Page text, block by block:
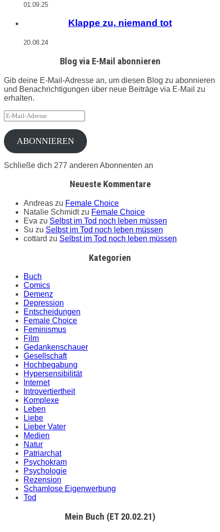
01.09.25
Klappe zu, niemand tot
20.08.24
Blog via E-Mail abonnieren
Gib deine E-Mail-Adresse an, um diesen Blog zu abonnieren
und Benachrichtigungen über neue Beiträge via E-Mail zu
erhalten.
E-
Mail-
Adresse
ABONNIEREN
Schließe dich 277 anderen Abonnenten an
Neueste Kommentare
Andreas zu Female Choice
Natalie Schmidtzu Female Choice
Eva zu Selbst im Tod noch leben müssen
Su zu Selbst im Tod noch leben müssen
cottard zu Selbst im Tod noch leben müssen
Kategorien
Buch
Comics
Demenz
Depression
Entscheidungen
Female Choice
Feminismus
Film
Gedankenschauer
Gesellschaft
Hochbegabung
Hypersensibilität
Internet
Introvertiertheit
Komplexe
Leben
Liebe
Lieber Vater
Medien
Natur
Patriarchat
Psychokram
Psychologie
Rezension
Schamlose Eigenwerbung
Tod
Mein Buch (ET 20.02.21)